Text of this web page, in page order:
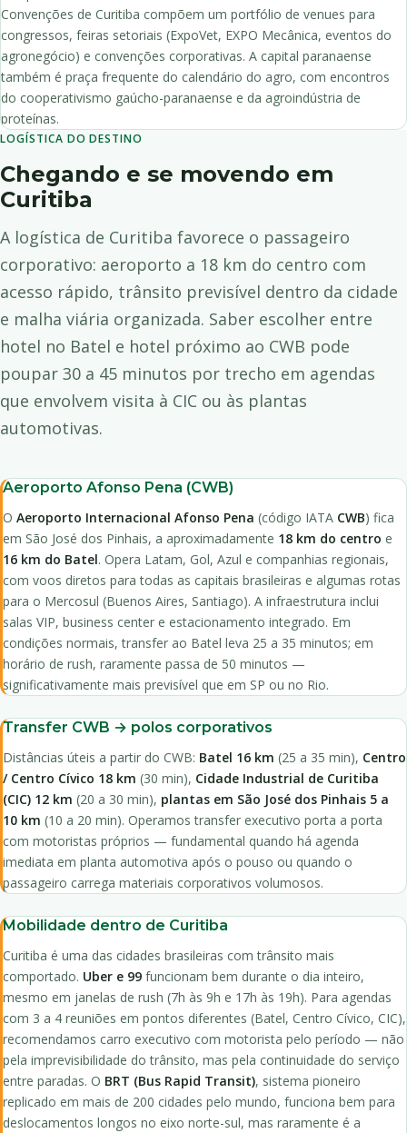
Convenções de Curitiba compõem um portfólio de venues para
congressos, feiras setoriais (ExpoVet, EXPO Mecânica, eventos do
agronegócio) e convenções corporativas. A capital paranaense
também é praça frequente do calendário do agro, com encontros
do cooperativismo gaúcho-paranaense e da agroindústria de
proteínas.
LOGÍSTICA DO DESTINO
Chegando e se movendo em
Curitiba
A logística de Curitiba favorece o passageiro
corporativo: aeroporto a 18 km do centro com
acesso rápido, trânsito previsível dentro da cidade
e malha viária organizada. Saber escolher entre
hotel no Batel e hotel próximo ao CWB pode
poupar 30 a 45 minutos por trecho em agendas
que envolvem visita à CIC ou às plantas
automotivas.
Aeroporto Afonso Pena (CWB)
O Aeroporto Internacional Afonso Pena (código IATA CWB) fica
em São José dos Pinhais, a aproximadamente 18 km do centro e
16 km do Batel. Opera Latam, Gol, Azul e companhias regionais,
com voos diretos para todas as capitais brasileiras e algumas rotas
para o Mercosul (Buenos Aires, Santiago). A infraestrutura inclui
salas VIP, business center e estacionamento integrado. Em
condições normais, transfer ao Batel leva 25 a 35 minutos; em
horário de rush, raramente passa de 50 minutos —
significativamente mais previsível que em SP ou no Rio.
Transfer CWB → polos corporativos
Distâncias úteis a partir do CWB: Batel 16 km (25 a 35 min), Centro
/ Centro Cívico 18 km (30 min), Cidade Industrial de Curitiba
(CIC) 12 km (20 a 30 min), plantas em São José dos Pinhais 5 a
10 km (10 a 20 min). Operamos transfer executivo porta a porta
com motoristas próprios — fundamental quando há agenda
imediata em planta automotiva após o pouso ou quando o
passageiro carrega materiais corporativos volumosos.
Mobilidade dentro de Curitiba
Curitiba é uma das cidades brasileiras com trânsito mais
comportado. Uber e 99 funcionam bem durante o dia inteiro,
mesmo em janelas de rush (7h às 9h e 17h às 19h). Para agendas
com 3 a 4 reuniões em pontos diferentes (Batel, Centro Cívico, CIC),
recomendamos carro executivo com motorista pelo período — não
pela imprevisibilidade do trânsito, mas pela continuidade do serviço
entre paradas. O BRT (Bus Rapid Transit), sistema pioneiro
replicado em mais de 200 cidades pelo mundo, funciona bem para
deslocamentos longos no eixo norte-sul, mas raramente é a